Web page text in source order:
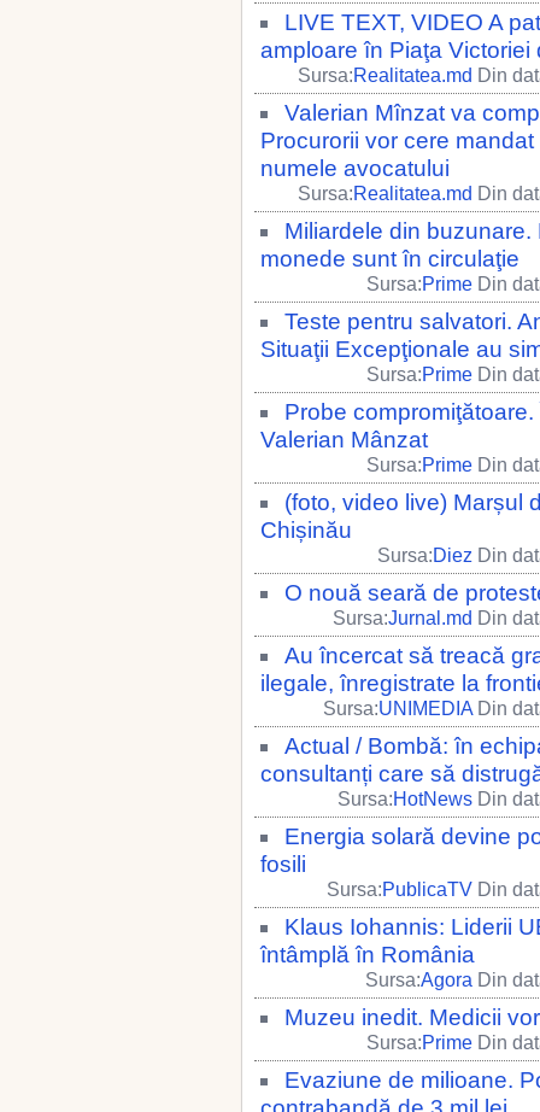
LIVE TEXT, VIDEO A
amploare în Piaţa Victoriei
Sursa:Realitatea.md Din
Valerian Mînzat va
Procurorii vor cere
numele avocatului
Sursa:Realitatea.md Din
Miliardele din
monede sunt în circulaţie
Sursa:Prime Din
Teste pentru salvatori.
Situaţii Excepţionale au
Sursa:Prime Din
Probe
Valerian Mânzat
Sursa:Prime Din
(foto, video live) Marșul
Chișinău
Sursa:Diez Din
O nouă seară de
Sursa:Jurnal.md Din
Au încercat să treacă
ilegale, înregistrate la
Sursa:UNIMEDIA Din
Actual / Bombă: în
consultanți care să
Sursa:HotNews Din
Energia solară devine
fosili
Sursa:PublicaTV Din
Klaus Iohannis: Liderii
întâmplă în România
Sursa:Agora Din
Muzeu inedit. Medicii
Sursa:Prime Din
Evaziune de milioane.